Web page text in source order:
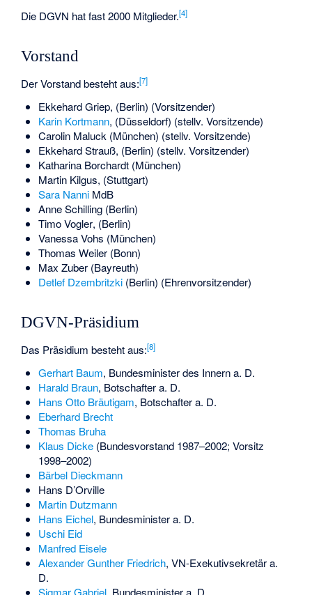
Die DGVN hat fast 2000 Mitglieder.[4]
Vorstand
Der Vorstand besteht aus:[7]
Ekkehard Griep, (Berlin) (Vorsitzender)
Karin Kortmann, (Düsseldorf) (stellv. Vorsitzende)
Carolin Maluck (München) (stellv. Vorsitzende)
Ekkehard Strauß, (Berlin) (stellv. Vorsitzender)
Katharina Borchardt(München)
Martin Kilgus, (Stuttgart)
Sara NanniMdB
Anne Schilling(Berlin)
Timo Vogler, (Berlin)
Vanessa Vohs (München)
Thomas Weiler(Bonn)
Max Zuber(Bayreuth)
Detlef Dzembritzki(Berlin) (Ehrenvorsitzender)
DGVN-Präsidium
Das Präsidium besteht aus:[8]
Gerhart Baum, Bundesminister des Innern a. D.
Harald Braun, Botschafter a. D.
Hans Otto Bräutigam, Botschafter a. D.
Eberhard Brecht
Thomas Bruha
Klaus Dicke(Bundesvorstand 1987–2002; Vorsitz
1998–2002)
Bärbel Dieckmann
Hans D’Orville
Martin Dutzmann
Hans Eichel, Bundesminister a. D.
Uschi Eid
Manfred Eisele
Alexander Gunther Friedrich, VN-Exekutivsekretär a.
D.
Sigmar Gabriel, Bundesminister a. D.